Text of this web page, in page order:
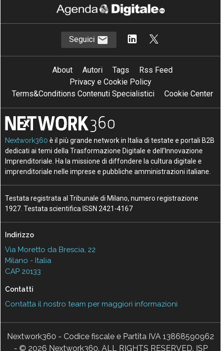
Seguici
About Autori Tags
Rss Feed
Privacy e Cookie Policy
Terms&Conditions Contenuti Specialistici
Cookie Center
Nextwork360 è il più grande network in Italia di testate e portali B2B
dedicati ai temi della Trasformazione Digitale e dell’Innovazione
Imprenditoriale. Ha la missione di diffondere la cultura digitale e
imprenditoriale nelle imprese e pubbliche amministrazioni italiane.
Testata registrata al Tribunale di Milano, numero registrazione
1927. Testata scientifica ISSN 2421-4167
Indirizzo
Via Moretto da Brescia, 22
Milano - Italia
CAP 20133
Contatti
Contatta il nostro team per maggiori informazioni
Nextwork360 - Codice fiscale e Partita IVA 13868590962
- © 2026 Nextwork360. ALL RIGHTS RESERVED. ISP